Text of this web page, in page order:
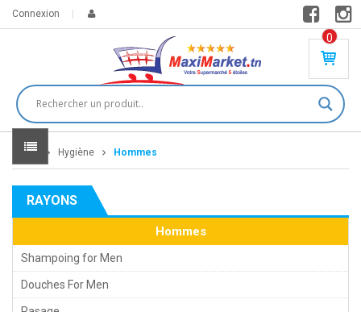
Connexion
0
PR
DU
IT(
S)
DT
Home Hygiène Hommes
RAYONS
Hommes
Shampoing for Men
Douches For Men